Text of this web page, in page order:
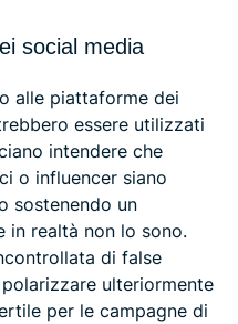
social media
alle piattaforme dei
essere utilizzati
intendere che
o influencer siano
sostenendo un
in realtà non lo sono.
di false
ulteriormente
per le campagne di